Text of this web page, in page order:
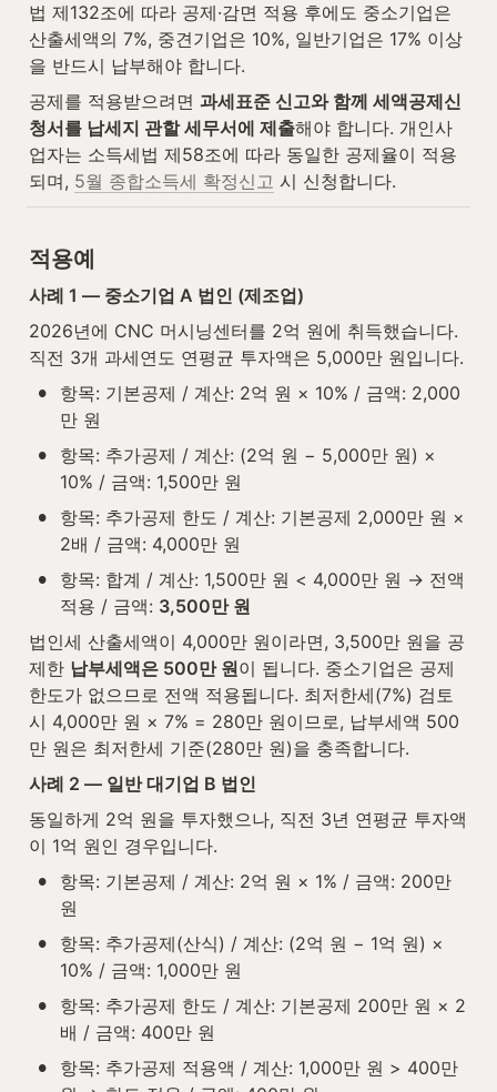
법 제132조에 따라 공제·감면 적용 후에도 중소기업은
산출세액의 7%, 중견기업은 10%, 일반기업은 17% 이상
을 반드시 납부해야 합니다.
공제를 적용받으려면 과세표준 신고와 함께 세액공제신
청서를 납세지 관할 세무서에 제출해야 합니다. 개인사
업자는 소득세법 제58조에 따라 동일한 공제율이 적용
되며, 5월 종합소득세 확정신고 시 신청합니다.
적용예
사례 1 — 중소기업 A 법인 (제조업)
2026년에 CNC 머시닝센터를 2억 원에 취득했습니다.
직전 3개 과세연도 연평균 투자액은 5,000만 원입니다.
•
항목: 기본공제 / 계산: 2억 원 × 10% / 금액: 2,000
만 원
•
항목: 추가공제 / 계산: (2억 원 − 5,000만 원) ×
10% / 금액: 1,500만 원
•
항목: 추가공제 한도 / 계산: 기본공제 2,000만 원 ×
2배 / 금액: 4,000만 원
•
항목: 합계 / 계산: 1,500만 원 < 4,000만 원 → 전액
적용 / 금액: 3,500만 원
법인세 산출세액이 4,000만 원이라면, 3,500만 원을 공
제한 납부세액은 500만 원이 됩니다. 중소기업은 공제
한도가 없으므로 전액 적용됩니다. 최저한세(7%) 검토
시 4,000만 원 × 7% = 280만 원이므로, 납부세액 500
만 원은 최저한세 기준(280만 원)을 충족합니다.
사례 2 — 일반 대기업 B 법인
동일하게 2억 원을 투자했으나, 직전 3년 연평균 투자액
이 1억 원인 경우입니다.
•
항목: 기본공제 / 계산: 2억 원 × 1% / 금액: 200만
원
•
항목: 추가공제(산식) / 계산: (2억 원 − 1억 원) ×
10% / 금액: 1,000만 원
•
항목: 추가공제 한도 / 계산: 기본공제 200만 원 × 2
배 / 금액: 400만 원
•
항목: 추가공제 적용액 / 계산: 1,000만 원 > 400만